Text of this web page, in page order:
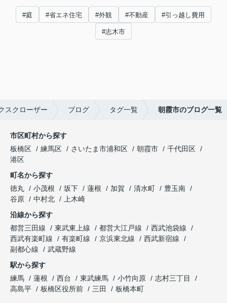
#庭 #省エネ住宅 #外観 #不動産 #引っ越し費用
#志木市
スクローザー ブログ タグ一覧 朝霞市のブログ一覧
市区町村から探す
板橋区
練馬区 さいたま市浦和区 朝霞市
千代田区
港区
町名から探す
徳丸
小茂根 坂下 蓮根 加賀 清水町
豊玉南
谷原
中村北
上木崎
沿線から探す
都営三田線
東武東上線 都営大江戸線
西武池袋線
西武有楽町線
有楽町線 京浜東北線
西武新宿線
副都心線
武蔵野線
駅から探す
練馬
蓮根 西台 東武練馬 小竹向原
志村三丁目
高島平
板橋区役所前 三田 板橋本町